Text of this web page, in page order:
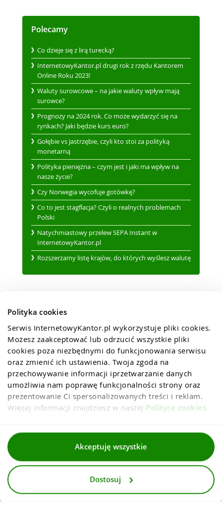
Polityka cookies
Serwis InternetowyKantor.pl wykorzystuje pliki cookies.
Możesz zaakceptować lub odrzucić wszystkie pliki
cookies poza niezbędnymi do funkcjonowania serwisu
oraz zmienić ich ustawienia. Twoja zgoda na
przechowywanie informacji iprzetwarzanie danych
umożliwia nam poprawę funkcjonalności strony oraz
prezentowanie Ci spersonalizowanych treści i reklam.
Więcej informacji znajdziesz w naszej Polityce cookies.
Akceptuję wszystkie
Dostosuj
Polecamy
Co dzieje się z lirą turecką?
InternetowyKantor.pl drugi rok z rzędu Kantorem
Online Roku 2023!
Waluty surowcowe – na jakie waluty wpływ mają
surowce?
Prognozy na 2024 rok. Co może wydarzyć się na
rynkach? Jaki będzie kurs euro?
Gołębie vs Jastrzębie, czyli kto stoi za polityką
monetarną
Polityka pieniężna – czym jest i jaki ma wpływ na
nasze życie?
Czy Norwegia wycofuje gotówkę?
Co to jest stagflacja? Czyli o realnych problemach
Polski
Natychmiastowy przelew SEPA Instant w
InternetowyKantor.pl
Rozszerzamy listę krajów, do których wyślesz walutę
Regulaminy
Dla mediów